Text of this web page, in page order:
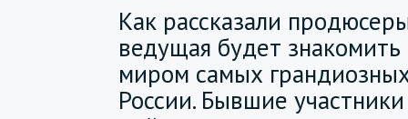
Как рассказали
ведущая будет
миром самых
России. Бывшие